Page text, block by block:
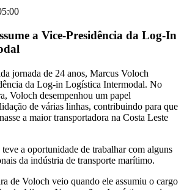
a Vice-Presidência da Log-In
jornada de 24 anos, Marcus Voloch
da Log-in Logística Intermodal. No
Voloch desempenhou um papel
de várias linhas, contribuindo para que
a maior transportadora na Costa Leste
a oportunidade de trabalhar com alguns
da indústria de transporte marítimo.
de Voloch veio quando ele assumiu o cargo